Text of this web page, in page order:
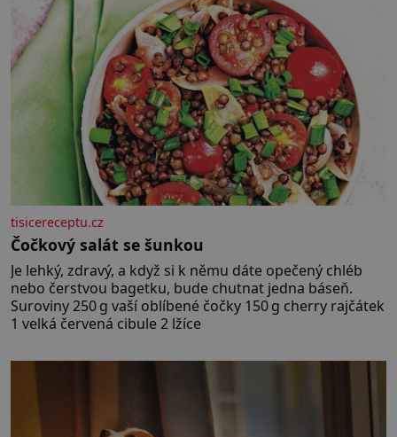
tisicereceptu.cz
Čočkový salát se šunkou
Je lehký, zdravý, a když si k němu dáte opečený chléb
nebo čerstvou bagetku, bude chutnat jedna báseň.
Suroviny 250 g vaší oblíbené čočky 150 g cherry rajčátek
1 velká červená cibule 2 lžíce